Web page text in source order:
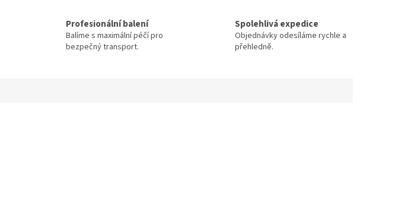
Profesionální balení
Balíme s maximální péčí pro
bezpečný transport.
Spolehlivá expedice
Objednávky odesíláme rychle a
přehledně.